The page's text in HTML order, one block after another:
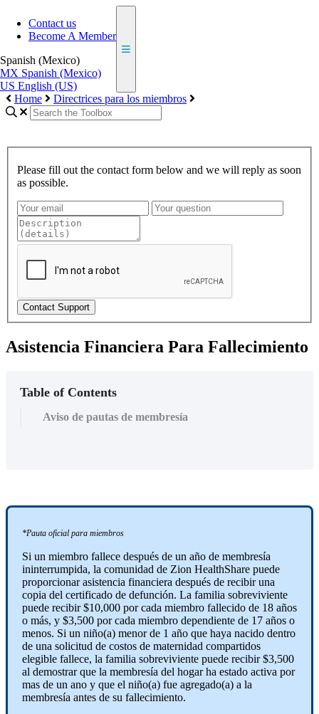
Contact us
Become A Member
Spanish (Mexico)
MX Spanish (Mexico)
US English (US)
Home
Directrices para los miembros
Please fill out the contact form below and we will reply as soon
as possible.
Asistencia Financiera Para Fallecimiento
Table of Contents
Aviso de pautas de membresía
*Pauta oficial para miembros
Si un miembro fallece después de un año de membresía
ininterrumpida, la comunidad de Zion HealthShare puede
proporcionar asistencia financiera después de recibir una
copia del certificado de defunción. La familia sobreviviente
puede recibir $10,000 por cada miembro fallecido de 18 años
o más, y $3,500 por cada miembro dependiente de 17 años o
menos. Si un niño(a) menor de 1 año que haya nacido dentro
de una solicitud de costos de maternidad compartidos
elegible fallece, la familia sobreviviente puede recibir $3,500
al demostrar que la membresía del hogar ha estado activa por
mas de un ano y que el niño(a) fue agregado(a) a la
membresía antes de su fallecimiento.